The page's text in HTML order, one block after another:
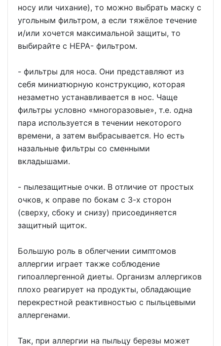
носу или чихание), то можно выбрать маску с
угольным фильтром, а если тяжёлое течение
и/или хочется максимальной защиты, то
выбирайте с HEPA- фильтром.
- фильтры для носа. Они представляют из
себя миниатюрную конструкцию, которая
незаметно устанавливается в нос. Чаще
фильтры условно «многоразовые», т.е. одна
пара используется в течении некоторого
времени, а затем выбрасывается. Но есть
назальные фильтры со сменными
вкладышами.
- пылезащитные очки. В отличие от простых
очков, к оправе по бокам с 3-х сторон
(сверху, сбоку и снизу) присоединяется
защитный щиток.
Большую роль в облегчении симптомов
аллергии играет также соблюдение
гипоаллергенной диеты. Организм аллергиков
плохо реагирует на продукты, обладающие
перекрестной реактивностью с пыльцевыми
аллергенами.
Так, при аллергии на пыльцу березы может